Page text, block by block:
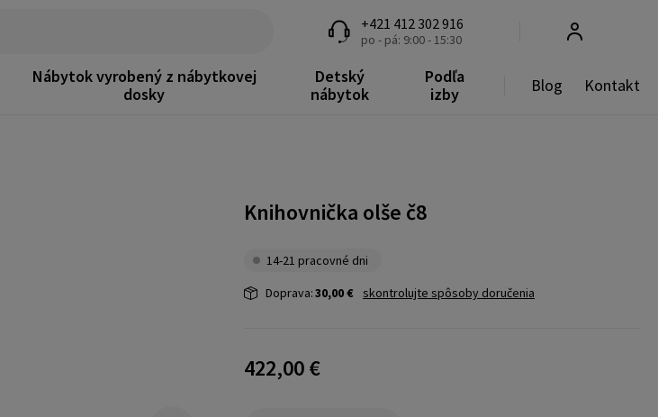
+421 412 302 916
po - pá: 9:00 - 15:30
Nábytok vyrobený z nábytkovej
dosky
Detský
nábytok
Podľa
izby
Blog Kontakt
Knihovnička olše č8
14-21 pracovné dni
Doprava:30,00 € skontrolujte spôsoby doručenia
422,00 €